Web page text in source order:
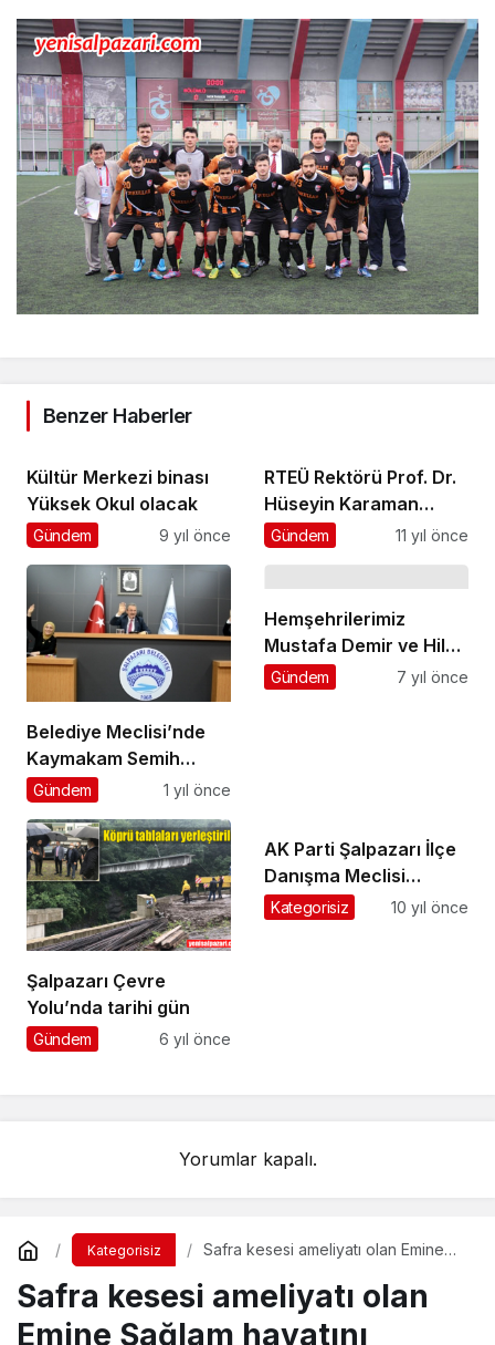
Benzer Haberler
Kültür Merkezi binası
Yüksek Okul olacak
Gündem 9 yıl önce
RTEÜ Rektörü Prof. Dr.
Hüseyin Karaman
Hacdan döndü
Gündem 11 yıl önce
Belediye Meclisi’nde
Kaymakam Semih
Memiş’e hemşehrilik
Gündem 1 yıl önce
Hemşehrilerimiz
Mustafa Demir ve Hilmi
Türkmen Belediye
Gündem 7 yıl önce
Şalpazarı Çevre
Yolu’nda tarihi gün
Gündem 6 yıl önce
AK Parti Şalpazarı İlçe
Danışma Meclisi
Toplantısı yapıldı
Kategorisiz 10 yıl önce
Yorumlar kapalı.
Kategorisiz
Safra kesesi ameliyatı olan Emine
Safra kesesi ameliyatı olan
Emine Sağlam hayatını